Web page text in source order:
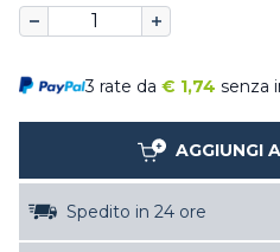
3 rate da € 1,74 senza
AGGIUNGI
Spedito in 24 ore